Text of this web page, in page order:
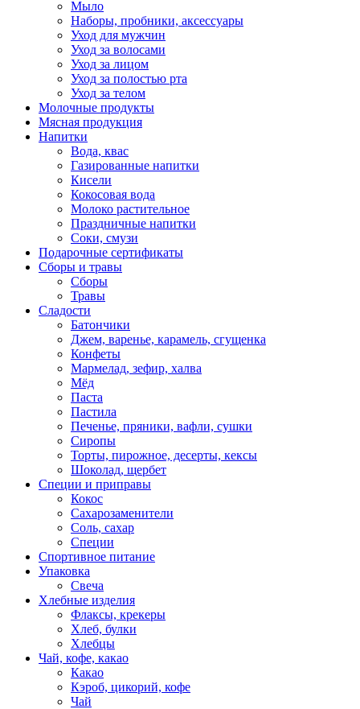
Мыло
Наборы, пробники, аксессуары
Уход для мужчин
Уход за волосами
Уход за лицом
Уход за полостью рта
Уход за телом
Молочные продукты
Мясная продукция
Напитки
Вода, квас
Газированные напитки
Кисели
Кокосовая вода
Молоко растительное
Праздничные напитки
Соки, смузи
Подарочные сертификаты
Сборы и травы
Сборы
Травы
Сладости
Батончики
Джем, варенье, карамель, сгущенка
Конфеты
Мармелад, зефир, халва
Мёд
Паста
Пастила
Печенье, пряники, вафли, сушки
Сиропы
Торты, пирожное, десерты, кексы
Шоколад, щербет
Специи и приправы
Кокос
Сахарозаменители
Соль, сахар
Специи
Спортивное питание
Упаковка
Свеча
Хлебные изделия
Флаксы, крекеры
Хлеб, булки
Хлебцы
Чай, кофе, какао
Какао
Кэроб, цикорий, кофе
Чай